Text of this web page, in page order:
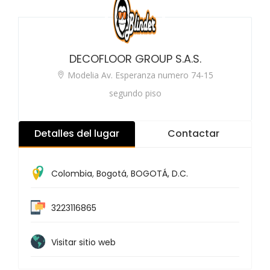
DECOFLOOR GROUP S.A.S.
Modelia Av. Esperanza numero 74-15
segundo piso
Detalles del lugar Contactar
Colombia, Bogotá, BOGOTÁ, D.C.
3223116865
Visitar sitio web